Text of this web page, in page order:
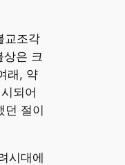
교조각
상은 크
래, 약
되어
던 절이
시대에